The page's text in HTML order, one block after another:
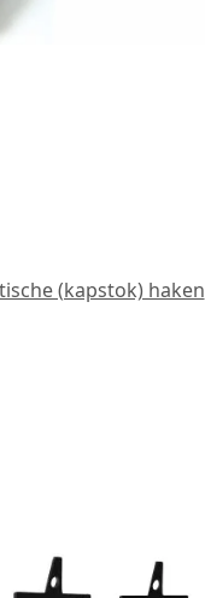
(kapstok) haken